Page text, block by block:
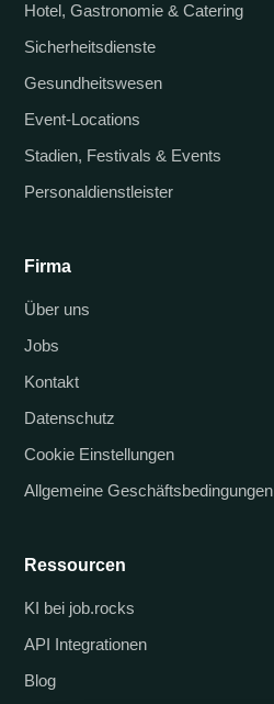
Hotel, Gastronomie & Catering
Sicherheitsdienste
Gesundheitswesen
Event-Locations
Stadien, Festivals & Events
Personaldienstleister
Firma
Über uns
Jobs
Kontakt
Datenschutz
Cookie Einstellungen
Allgemeine Geschäftsbedingungen
Ressourcen
KI bei job.rocks
API Integrationen
Blog